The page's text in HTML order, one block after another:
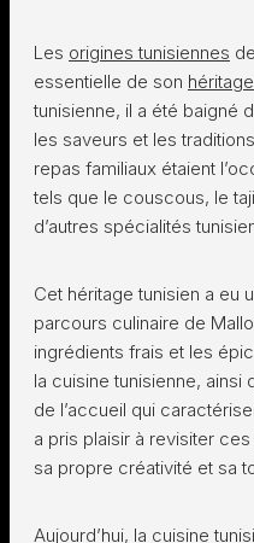
Les origines tunisiennes
essentielle de son
tunisienne, il a été baigné
les saveurs et les
repas familiaux étaient
tels que le couscous, le
d’autres spécialités
Cet héritage tunisien a eu
parcours culinaire de
ingrédients frais et les
la cuisine tunisienne, ainsi
de l’accueil qui
a pris plaisir à revisiter
sa propre créativité et sa
Aujourd’hui, la cuisine